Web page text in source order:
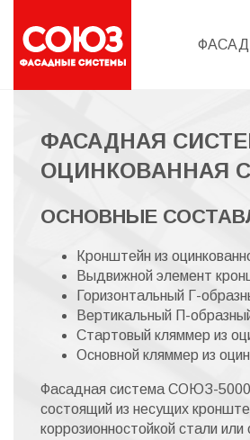
ФАСАДНАЯ
ОЦИНКОВАННАЯ
ОСНОВНЫЕ
Кронштейн из
Выдвижной элемент
Горизонтальный Г-
Вертикальный П-
Стартовый кляммер из
Основной кляммер из
Фасадная система СОЮЗ-5000
состоящий из несущих
коррозионностойкой стали